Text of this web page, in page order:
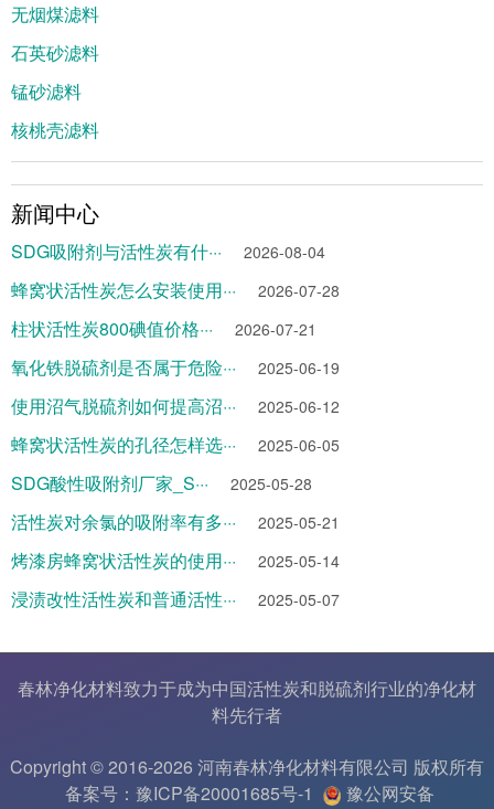
无烟煤滤料
石英砂滤料
锰砂滤料
核桃壳滤料
新闻中心
SDG吸附剂与活性炭有什··· 2026-08-04
蜂窝状活性炭怎么安装使用··· 2026-07-28
柱状活性炭800碘值价格··· 2026-07-21
氧化铁脱硫剂是否属于危险··· 2025-06-19
使用沼气脱硫剂如何提高沼··· 2025-06-12
蜂窝状活性炭的孔径怎样选··· 2025-06-05
SDG酸性吸附剂厂家_S··· 2025-05-28
活性炭对余氯的吸附率有多··· 2025-05-21
烤漆房蜂窝状活性炭的使用··· 2025-05-14
浸渍改性活性炭和普通活性··· 2025-05-07
春林净化材料致力于成为中国活性炭和脱硫剂行业的净化材
料先行者
Copyright © 2016-2026 河南春林净化材料有限公司 版权所有
备案号：豫ICP备20001685号-1
豫公网安备